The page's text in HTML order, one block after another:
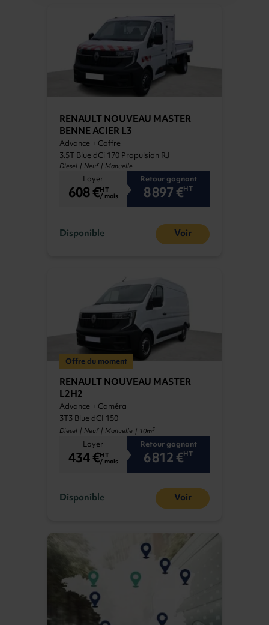
RENAULT NOUVEAU MASTER
BENNE ACIER L3
Advance + Coffre
3.5T Blue dCi 170 Propulsion RJ
Diesel | Neuf | Manuelle
Loyer
608 €HT
/ mois
Retour gagnant
8 897 €HT
Disponible Voir
Offre du moment
RENAULT NOUVEAU MASTER
L2H2
Advance + Caméra
3T3 Blue dCI 150
Diesel | Neuf | Manuelle | 10m3
Loyer
434 €HT
/ mois
Retour gagnant
6 812 €HT
Disponible Voir